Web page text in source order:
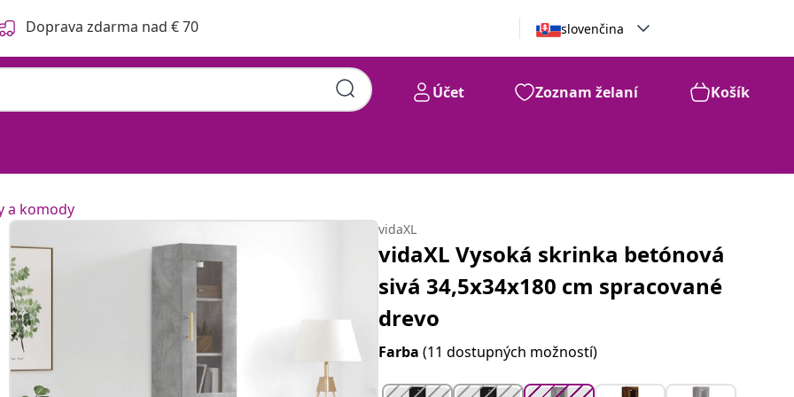
Doprava zdarma nad € 70 slovenčina
Účet Zoznam želaní Košík
cm spracované
99
a komody
vidaXL
vidaXL Vysoká skrinka betónová
sivá 34,5x34x180 cm spracované
drevo
Farba(11 dostupných možností)